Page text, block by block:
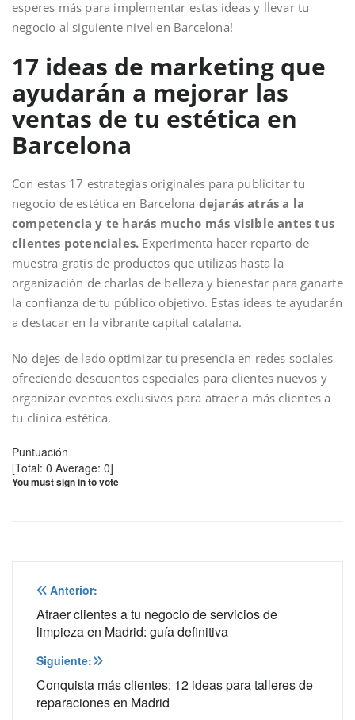
esperes más para implementar estas ideas y llevar tu
negocio al siguiente nivel en Barcelona!
17 ideas de marketing que
ayudarán a mejorar las
ventas de tu estética en
Barcelona
Con estas 17 estrategias originales para publicitar tu
negocio de estética en Barcelona dejarás atrás a la
competencia y te harás mucho más visible antes tus
clientes potenciales. Experimenta hacer reparto de
muestra gratis de productos que utilizas hasta la
organización de charlas de belleza y bienestar para ganarte
la confianza de tu público objetivo. Estas ideas te ayudarán
a destacar en la vibrante capital catalana.
No dejes de lado optimizar tu presencia en redes sociales
ofreciendo descuentos especiales para clientes nuevos y
organizar eventos exclusivos para atraer a más clientes a
tu clínica estética.
Puntuación
[Total: 0 Average: 0]
You must sign in to vote
Navegación
de
entradas
Anterior:
Atraer clientes a tu negocio de servicios de
limpieza en Madrid: guía definitiva
Siguiente:
Conquista más clientes: 12 ideas para talleres de
reparaciones en Madrid